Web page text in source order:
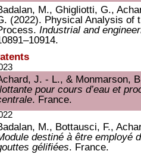
M., Ghigliotti, G.,
(2022). Physical Analysis of
Industrial and
J. - L., & Monmarson,
pour cours d’eau et
. France.
M., Bottausci, F.,
destiné à être employé
gélifiées. France.